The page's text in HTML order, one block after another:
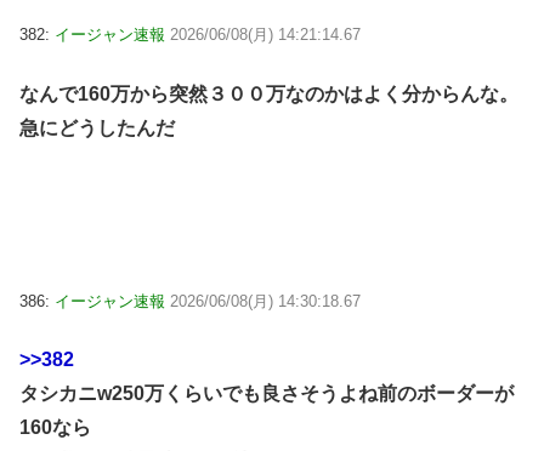
382: イージャン速報 2026/06/08(月) 14:21:14.67
なんで160万から突然３００万なのかはよく分からんな。
急にどうしたんだ
386: イージャン速報 2026/06/08(月) 14:30:18.67
>>382
タシカニw250万くらいでも良さそうよね前のボーダーが
160なら